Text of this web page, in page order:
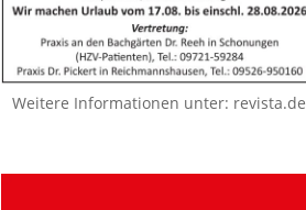
Weitere Informationen unter: revista.de